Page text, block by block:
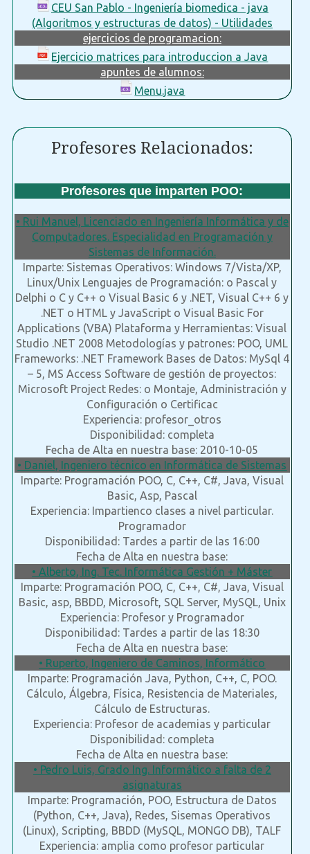
CEU San Pablo - Ingeniería biomedica - java
(Algoritmos y estructuras de datos) - Utilidades
ejercicios de programacion:
Ejercicio matrices para introduccion a Java
apuntes de alumnos:
Menu.java
Profesores Relacionados:
Profesores que imparten POO:
• Rui Manuel, Licenciado en Ingeniería Informática y de
Computadores. Especialidad en Programación y
Sistemas de Información.
Imparte: Sistemas Operativos: Windows 7/Vista/XP,
Linux/Unix Lenguajes de Programación: o Pascal y
Delphi o C y C++ o Visual Basic 6 y .NET, Visual C++ 6 y
.NET o HTML y JavaScript o Visual Basic For
Applications (VBA) Plataforma y Herramientas: Visual
Studio .NET 2008 Metodologías y patrones: POO, UML
Frameworks: .NET Framework Bases de Datos: MySql 4
– 5, MS Access Software de gestión de proyectos:
Microsoft Project Redes: o Montaje, Administración y
Configuración o Certificac
Experiencia: profesor_otros
Disponibilidad: completa
Fecha de Alta en nuestra base: 2010-10-05
• Daniel, Ingeniero técnico en Informática de Sistemas
Imparte: Programación POO, C, C++, C#, Java, Visual
Basic, Asp, Pascal
Experiencia: Impartienco clases a nivel particular.
Programador
Disponibilidad: Tardes a partir de las 16:00
Fecha de Alta en nuestra base:
• Alberto, Ing. Tec. Informática Gestión + Máster
Imparte: Programación POO, C, C++, C#, Java, Visual
Basic, asp, BBDD, Microsoft, SQL Server, MySQL, Unix
Experiencia: Profesor y Programador
Disponibilidad: Tardes a partir de las 18:30
Fecha de Alta en nuestra base:
• Ruperto, Ingeniero de Caminos, Informático
Imparte: Programación Java, Python, C++, C, POO.
Cálculo, Álgebra, Física, Resistencia de Materiales,
Cálculo de Estructuras.
Experiencia: Profesor de academias y particular
Disponibilidad: completa
Fecha de Alta en nuestra base:
• Pedro Luis, Grado Ing. Informático a falta de 2
asignaturas
Imparte: Programación, POO, Estructura de Datos
(Python, C++, Java), Redes, Sisemas Operativos
(Linux), Scripting, BBDD (MySQL, MONGO DB), TALF
Experiencia: amplia como profesor particular